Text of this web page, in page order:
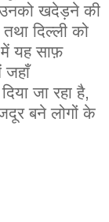
उनको खदेड़ने की
दिल्ली को
यह साफ़
जहाँ
जा रहा है,
बने लोगों के